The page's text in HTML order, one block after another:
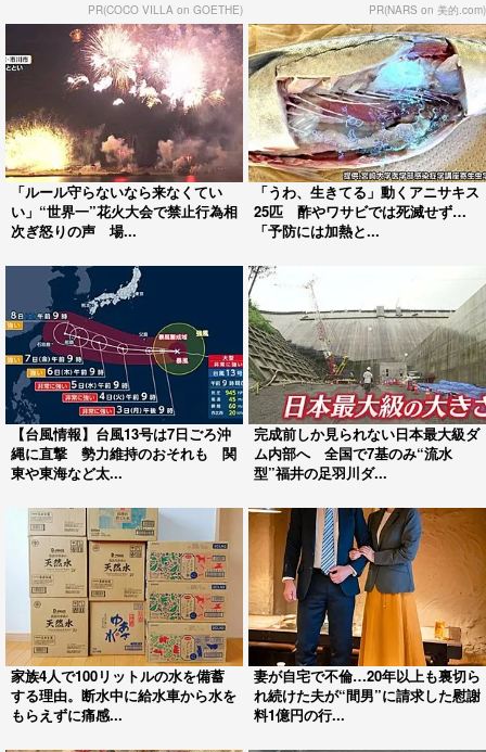
PR(COCO VILLA on GOETHE) PR(NARS on 美的.com)
「ルール守らないなら来なくてい
い」“世界一”花火大会で禁止行為相
次ぎ怒りの声 場...
「うわ、生きてる」動くアニサキス
25匹 酢やワサビでは死滅せず…
「予防には加熱と...
【台風情報】台風13号は7日ごろ沖
縄に直撃 勢力維持のおそれも 関
東や東海など太...
完成前しか見られない日本最大級ダ
ム内部へ 全国で7基のみ“流水
型”福井の足羽川ダ...
家族4人で100リットルの水を備蓄
する理由。断水中に給水車から水を
もらえずに痛感...
妻が自宅で不倫…20年以上も裏切ら
れ続けた夫が“間男”に請求した慰謝
料1億円の行...